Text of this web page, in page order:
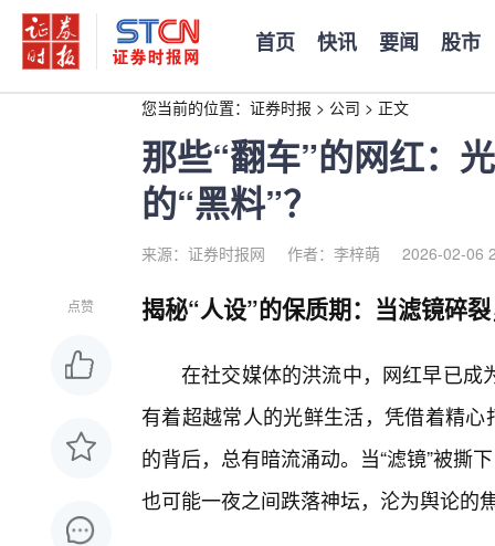
首页 快讯 要闻 股市
您当前的位置： 证券时报 > 公司 > 正文
那些“翻车”的网红：
的“黑料”？
来源：证券时报网 作者：李梓萌 2026-02-06
点赞 揭秘“人设”的保质期：当滤镜碎
在社交媒体的洪流中，网红早已成
有着超越常人的光鲜生活，凭借着精
的背后，总有暗流涌动。当“滤镜”被撕
也可能一夜之间跌落神坛，沦为舆论的